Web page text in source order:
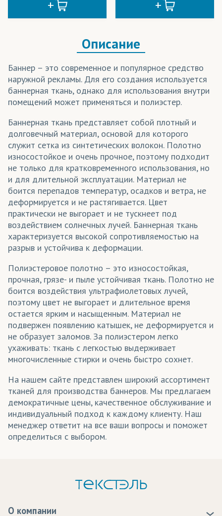
Купальники
Лонгсливы
Майки
Маски защитные
Мобильные конструкции
Одежда
Одежда для фитнеса
Олимпийки
Перетяжки
Платья
Платья летние
Подвязы для одежды
Подклады для одежды
Поло
Промоодежда
Свитшоты
Спортивная форма
Спортивные костюмы
Сувениры
Толстовки
Уличные конструкции
Флаги уличные
Тип товара
Описание
Баннер – это современное и популярное средство
наружной рекламы. Для его создания используется
баннерная ткань, однако для использования внутри
помещений может применяться и полиэстер.
Баннерная ткань представляет собой плотный и
долговечный материал, основой для которого
служит сетка из синтетических волокон. Полотно
износостойкое и очень прочное, поэтому подходит
не только для кратковременного использования, но
и для длительной эксплуатации. Материал не
боится перепадов температур, осадков и ветра, не
деформируется и не растягивается. Цвет
практически не выгорает и не тускнеет под
воздействием солнечных лучей. Баннерная ткань
характеризуется высокой сопротивляемостью на
разрыв и устойчива к деформации.
Полиэстеровое полотно – это износостойкая,
прочная, грязе- и пыле устойчивая ткань. Полотно не
боится воздействия ультрафиолетовых лучей,
поэтому цвет не выгорает и длительное время
остается ярким и насыщенным. Материал не
подвержен появлению катышек, не деформируется и
не образует заломов. За полиэстером легко
ухаживать: ткань с легкостью выдерживает
многочисленные стирки и очень быстро сохнет.
На нашем сайте представлен широкий ассортимент
тканей для производства баннеров. Мы предлагаем
демократичные цены, качественное обслуживание и
индивидуальный подход к каждому клиенту. Наш
менеджер ответит на все ваши вопросы и поможет
определиться с выбором.
О компании